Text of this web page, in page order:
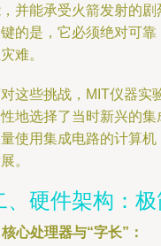
并能承受火箭发射的
的是，它必须绝对可
难。
这些挑战，MIT仪器实
地选择了当时新兴的
使用集成电路的计算
。
、硬件架构：
心处理器与“字长”：